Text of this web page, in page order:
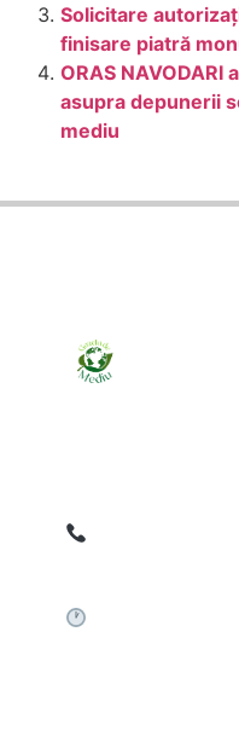
Solicitare
finisare piatră
ORAS
asupra depunerii
mediu